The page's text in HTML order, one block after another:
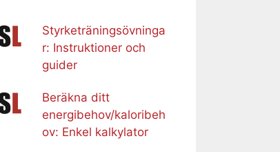
Styrketräningsövninga
r: Instruktioner och
guider
Beräkna ditt
energibehov/kaloribeh
ov: Enkel kalkylator